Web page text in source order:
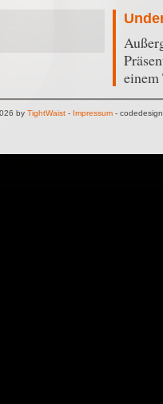
einem
by TightWaist - Impressum -